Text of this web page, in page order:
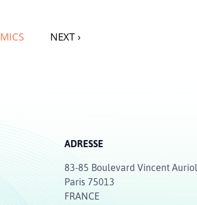
NEXT ›
ADRESSE
83-85 Boulevard Vincent Auriol
Paris 75013
FRANCE